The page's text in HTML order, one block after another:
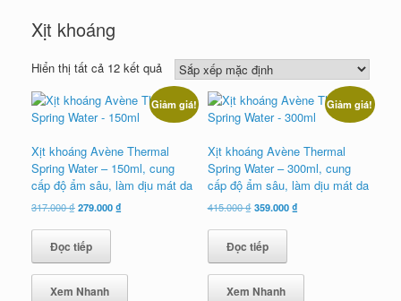
Xịt khoáng
Hiển thị tất cả 12 kết quả
Giảm giá!
Xịt khoáng Avène Thermal
Spring Water – 150ml, cung
cấp độ ẩm sâu, làm dịu mát da
317.000₫Giá
là:
317.000 ₫.
279.000₫
Đọc tiếp
Xem Nhanh
Giảm giá!
Xịt khoáng Avène Thermal
Spring Water – 300ml, cung
cấp độ ẩm sâu, làm dịu mát da
415.000₫ Giá
là:
415.000 ₫.
359.000₫Giá
Đọc tiếp
Xem Nhanh